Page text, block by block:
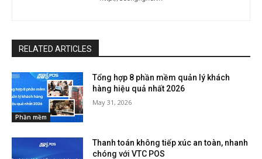
RELATED ARTICLES
Phần mềm
Tổng hợp 8 phần mềm quản lý khách
hàng hiệu quả nhất 2026
May 31, 2026
Thanh toán không tiếp xúc an toàn, nhanh
chóng với VTC POS